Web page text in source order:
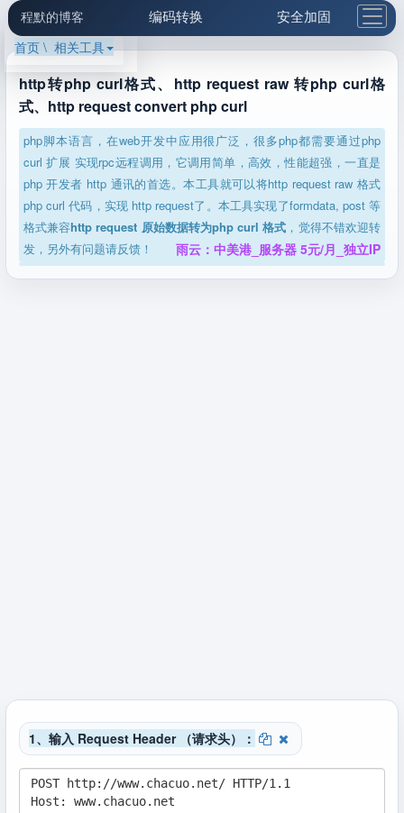
程默的博客 编码转换
安全加固
格式化与前端
网络工具
IP与域名
邮件工具
生活便民 更多工具
5.1支付宝大红包
首页 \ 相关工具
http转php curl格式、http request raw 转php curl格
式、http request convert php curl
php脚本语言，在web开发中应用很广泛，很多php都需要通过php
curl 扩展 实现rpc远程调用，它调用简单，高效，性能超强，一直是
php 开发者 http 通讯的首选。本工具就可以将http request raw 格式
php curl 代码，实现 http request了。本工具实现了formdata, post 等
格式兼容http request 原始数据转为php curl 格式 ，觉得不错欢迎转
发，另外有问题请反馈！
雨云：中美港_服务器 5元/月_独立IP
1、输入 Request Header （请求头）：